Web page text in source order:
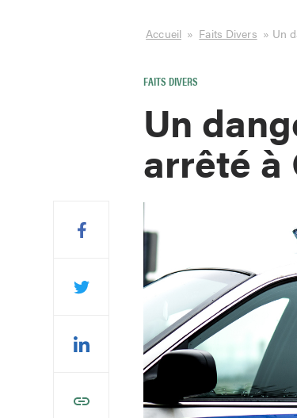
Accueil » Faits Divers » Un
FAITS DIVERS
Un
arrêté à